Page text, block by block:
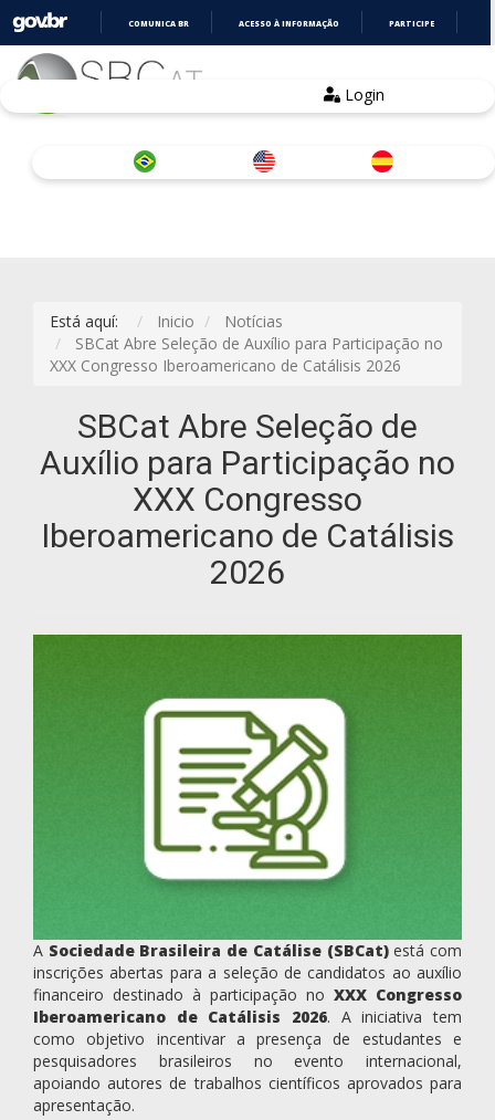
COMUNICA BR ACESSO À INFORMAÇÃO PARTICIPE
Login
Está aquí: Inicio
Notícias
SBCat Abre Seleção de Auxílio para Participação no
XXX Congresso Iberoamericano de Catálisis 2026
SBCat Abre Seleção de
Auxílio para Participação no
XXX Congresso
Iberoamericano de Catálisis
2026
A Sociedade Brasileira de Catálise (SBCat)está com
inscrições abertas para a seleção de candidatos ao auxílio
financeiro destinado à participação no XXX Congresso
Iberoamericano de Catálisis 2026. A iniciativa tem
como objetivo incentivar a presença de estudantes e
pesquisadores brasileiros no evento internacional,
apoiando autores de trabalhos científicos aprovados para
apresentação.